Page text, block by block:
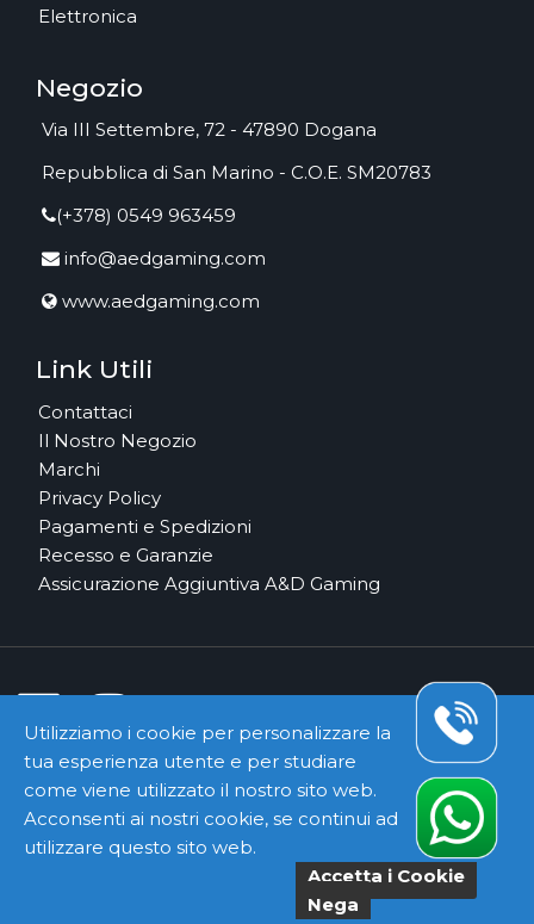
Elettronica
Negozio
Via III Settembre, 72 - 47890 Dogana
Repubblica di San Marino - C.O.E. SM20783
(+378) 0549 963459
info@aedgaming.com
www.aedgaming.com
Link Utili
Contattaci
Il Nostro Negozio
Marchi
Privacy Policy
Pagamenti e Spedizioni
Recesso e Garanzie
Assicurazione Aggiuntiva A&D Gaming
Pagamenti e Corrieri Sicuri
Kyuubi Cloud Solutionby STUDIO99. Tutti i
Utilizziamo i cookie per personalizzare la
tua esperienza utente e per studiare
come viene utilizzato il nostro sito web.
Acconsenti ai nostri cookie, se continui ad
utilizzare questo sito web.
Accetta i Cookie
Nega